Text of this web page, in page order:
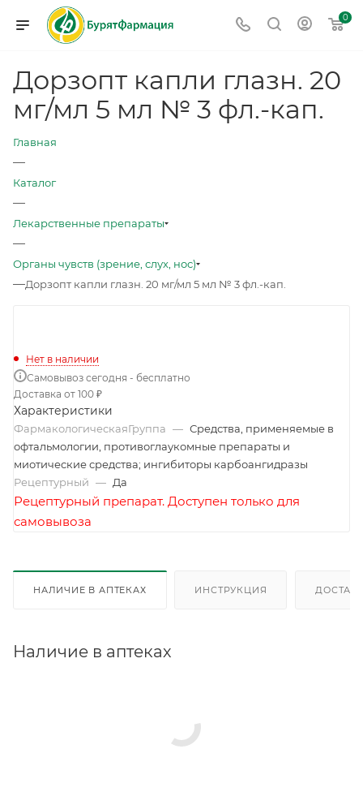
0
Дорзопт капли глазн. 20
мг/мл 5 мл № 3 фл.-кап.
Главная
—
Каталог
—
Лекарственные препараты
—
Органы чувств (зрение, слух, нос)
—Дорзопт капли глазн. 20 мг/мл 5 мл № 3 фл.-кап.
Нет в наличии
Самовывоз сегодня - бесплатно
Доставка от 100 ₽
Характеристики
ФармакологическаяГруппа — Средства, применяемые в
офтальмологии, противоглаукомные препараты и
миотические средства; ингибиторы карбоангидразы
Рецептурный — Да
Рецептурный препарат. Доступен только для
самовывоза
НАЛИЧИЕ В АПТЕКАХ ИНСТРУКЦИЯ
Наличие в аптеках